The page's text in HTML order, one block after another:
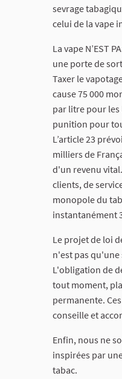
sevrage
celui de la vape
La vape N’EST
une porte de
Taxer le
cause 75 000
par litre pour les
punition pour
L’article 23
milliers de
d'un revenu vital.
clients, de
monopole du
instantanément
Le projet de loi
n'est pas qu'une
L'obligation de
tout moment,
permanente.
conseille et
Enfin, nous ne
inspirées par
tabac.